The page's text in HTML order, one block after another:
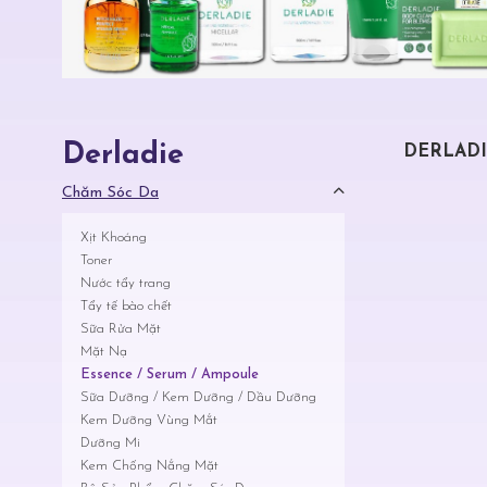
Derladie
Chăm Sóc Da
Xịt Khoáng
Toner
Nước tẩy trang
Tẩy tế bào chết
Sữa Rửa Mặt
Mặt Nạ
Essence / Serum / Ampoule
Sữa Dưỡng / Kem Dưỡng / Dầu Dưỡng
Kem Dưỡng Vùng Mắt
Dưỡng Mi
Kem Chống Nắng Mặt